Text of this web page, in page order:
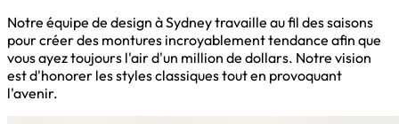
Notre équipe de design à Sydney travaille au fil des saisons
pour créer des montures incroyablement tendance afin que
vous ayez toujours l'air d'un million de dollars. Notre vision
est d'honorer les styles classiques tout en provoquant
l'avenir.